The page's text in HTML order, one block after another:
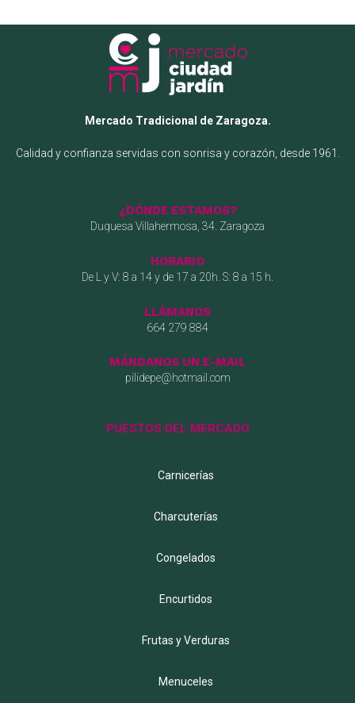
Mercado Tradicional de Zaragoza.
Calidad y confianza servidas con sonrisa y corazón, desde 1961.
¿DÓNDE ESTAMOS?
Duquesa Villahermosa, 34. Zaragoza
HORARIO
De L y V: 8 a 14 y de 17 a 20h. S: 8 a 15 h.
LLÁMANOS
664 279 884
MÁNDANOS UN E-MAIL
pilidepe@hotmail.com
PUESTOS DEL MERCADO
Carnicerías
Charcuterías
Congelados
Encurtidos
Frutas y Verduras
Menuceles